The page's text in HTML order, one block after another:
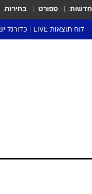
חדשות ספורט בחירות
לוח תוצאות LIVE כדורגל